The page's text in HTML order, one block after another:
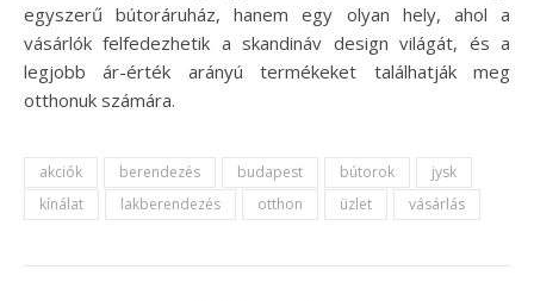
egyszerű bútoráruház, hanem egy olyan hely, ahol a
vásárlók felfedezhetik a skandináv design világát, és a
legjobb ár-érték arányú termékeket találhatják meg
otthonuk számára.
akciók berendezés budapest bútorok
jysk
kínálat
lakberendezés otthon üzlet vásárlás